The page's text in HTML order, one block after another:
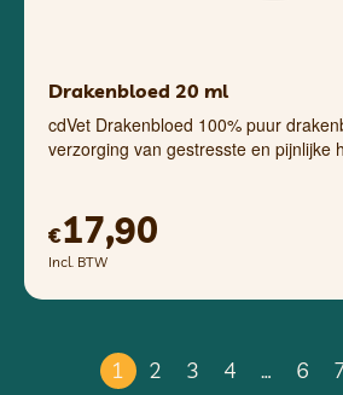
Drakenbloed 20 ml
cdVet Drakenbloed 100% puur
verzorging van gestresste en pijnlijke
€17,90
Incl. BTW
1 2 3 4 … 6